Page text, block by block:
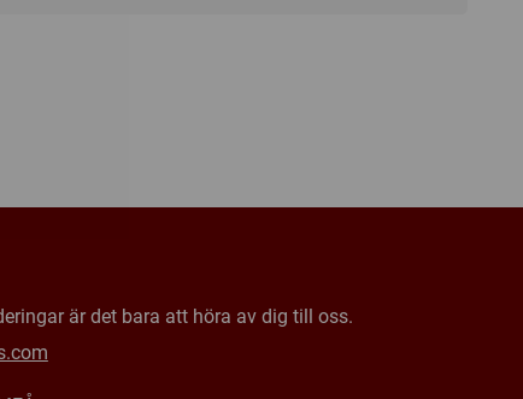
är det bara att höra av dig till oss.